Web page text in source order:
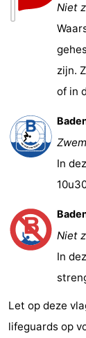
Niet
zijn.
of in
In
Niet
In
Let op deze
lifeguards op